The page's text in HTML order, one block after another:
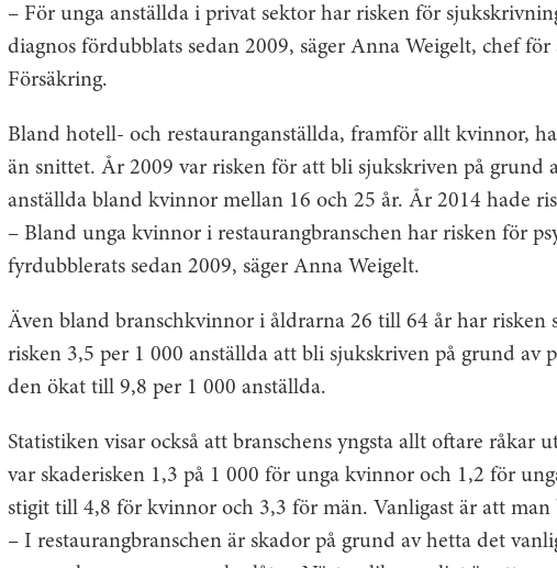
– För unga anställda i privat sektor har risken för
diagnos fördubblats sedan 2009, säger Anna Weigelt, chef
Försäkring.
Bland hotell- och restauranganställda, framför allt kvinnor,
än snittet. År 2009 var risken för att bli sjukskriven på grund
anställda bland kvinnor mellan 16 och 25 år. År 2014 hade
– Bland unga kvinnor i restaurangbranschen har risken för
fyrdubblerats sedan 2009, säger Anna Weigelt.
Även bland branschkvinnor i åldrarna 26 till 64 år har risken
risken 3,5 per 1 000 anställda att bli sjukskriven på grund av
den ökat till 9,8 per 1 000 anställda.
Statistiken visar också att branschens yngsta allt oftare råkar
var skaderisken 1,3 på 1 000 för unga kvinnor och 1,2 för
stigit till 4,8 för kvinnor och 3,3 för män. Vanligast är att man
– I restaurangbranschen är skador på grund av hetta det